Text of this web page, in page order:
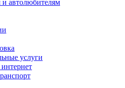
автолюбителям
услуги